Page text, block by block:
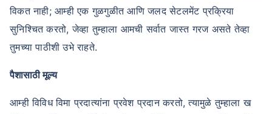
विकत नाही; आम्ही एक गुळगुळीत आणि जलद सेटलमेंट प्रक्रिया
सुनिश्चित करतो, जेव्हा तुम्हाला आमची सर्वात जास्त गरज असते तेव्हा
तुमच्या पाठीशी उभे राहते.
पैशासाठी मूल्य
आम्ही विविध विमा प्रदात्यांना प्रवेश प्रदान करतो, त्यामुळे तुम्हाला ख